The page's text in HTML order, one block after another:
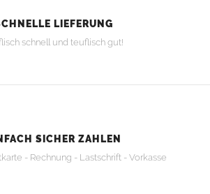
LIEFERUNG
schnell und teuflisch gut!
SICHER ZAHLEN
- Rechnung - Lastschrift - Vorkasse